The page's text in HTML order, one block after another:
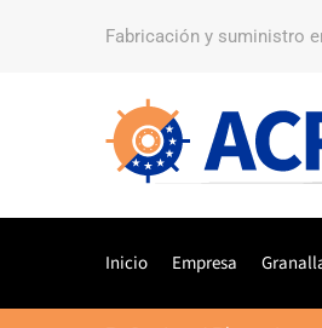
Fabricación y suministro
Inicio Empresa